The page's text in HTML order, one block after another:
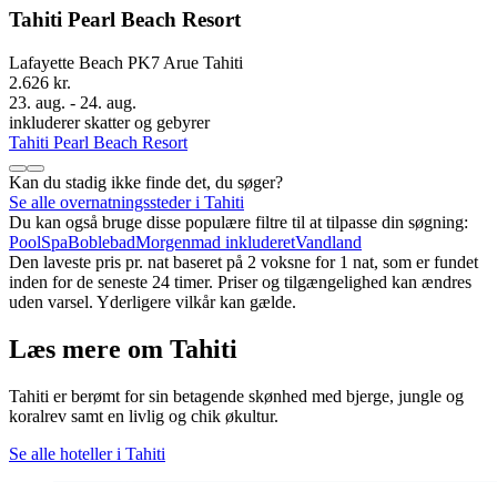
Tahiti Pearl Beach Resort
Lafayette Beach PK7 Arue Tahiti
2.626 kr.
23. aug. - 24. aug.
inkluderer skatter og gebyrer
Tahiti Pearl Beach Resort
Kan du stadig ikke finde det, du søger?
Se alle overnatningssteder i Tahiti
Du kan også bruge disse populære filtre til at tilpasse din søgning:
PoolSpaBoblebadMorgenmad inkluderetVandland
Den laveste pris pr. nat baseret på 2 voksne for 1 nat, som er fundet
inden for de seneste 24 timer. Priser og tilgængelighed kan ændres
uden varsel. Yderligere vilkår kan gælde.
Læs mere om Tahiti
Tahiti er berømt for sin betagende skønhed med bjerge, jungle og
koralrev samt en livlig og chik økultur.
Se alle hoteller i Tahiti